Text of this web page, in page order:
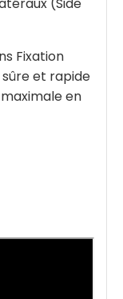
Fixation
et rapide
en